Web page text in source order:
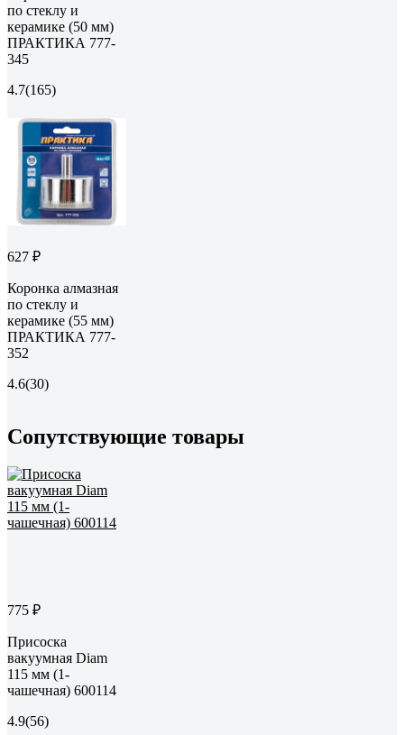
по стеклу и
керамике (50 мм)
ПРАКТИКА 777-
345
4.7(165)
627 ₽
Коронка алмазная
по стеклу и
керамике (55 мм)
ПРАКТИКА 777-
352
4.6(30)
Сопутствующие товары
775 ₽
Присоска
вакуумная Diam
115 мм (1-
чашечная) 600114
4.9(56)